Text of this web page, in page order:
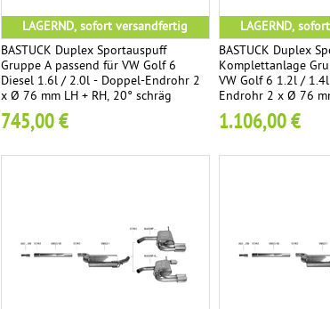
LAGERND, sofort versandfertig
BASTUCK Duplex Sportauspuff
Gruppe A passend für VW Golf 6
Diesel 1.6l / 2.0l - Doppel-Endrohr 2
x Ø 76 mm LH + RH, 20° schräg
geschnitten
745,00 €
LAGERND,
BASTUCK Duplex
Komplettanlage
VW Golf 6 1.2l /
Endrohr 2 x Ø 76
1.106,00 €